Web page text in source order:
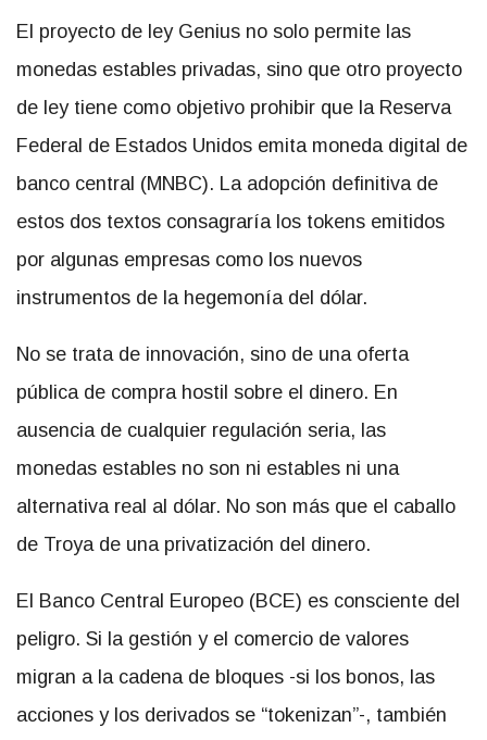
El proyecto de ley Genius no solo permite las
monedas estables privadas, sino que otro proyecto
de ley tiene como objetivo prohibir que la Reserva
Federal de Estados Unidos emita moneda digital de
banco central (MNBC). La adopción definitiva de
estos dos textos consagraría los tokens emitidos
por algunas empresas como los nuevos
instrumentos de la hegemonía del dólar.
No se trata de innovación, sino de una oferta
pública de compra hostil sobre el dinero. En
ausencia de cualquier regulación seria, las
monedas estables no son ni estables ni una
alternativa real al dólar. No son más que el caballo
de Troya de una privatización del dinero.
El Banco Central Europeo (BCE) es consciente del
peligro. Si la gestión y el comercio de valores
migran a la cadena de bloques -si los bonos, las
acciones y los derivados se “tokenizan”-, también